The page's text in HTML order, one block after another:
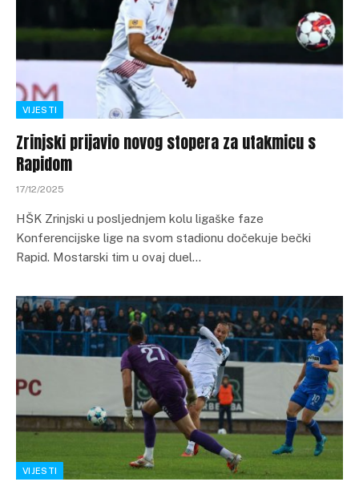
VIJESTI
Zrinjski prijavio novog stopera za utakmicu s
Rapidom
17/12/2025
HŠK Zrinjski u posljednjem kolu ligaške faze
Konferencijske lige na svom stadionu dočekuje bečki
Rapid. Mostarski tim u ovaj duel…
VIJESTI